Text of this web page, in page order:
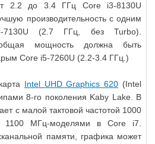
2.2 до 3.4 ГГц Core i3-8130U
производительность с одним
(2.7 ГГц, без Turbo).
мощность должна быть
Core i5-7260U (2.2-3.4 ГГц.)
Intel UHD Graphics 620 (Intel
8-го поколения Kaby Lake. В
с малой тактовой частотой 1000
МГц-моделями в Core i7.
памяти, графика может